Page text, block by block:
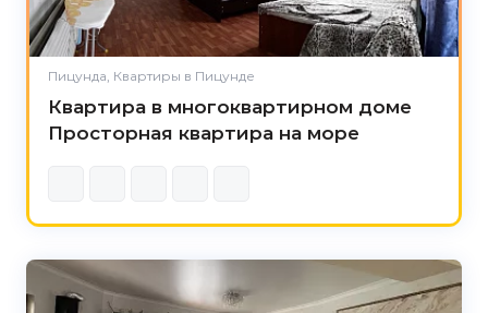
Пицунда, Квартиры в Пицунде
Квартира в многоквартирном доме
Просторная квартира на море